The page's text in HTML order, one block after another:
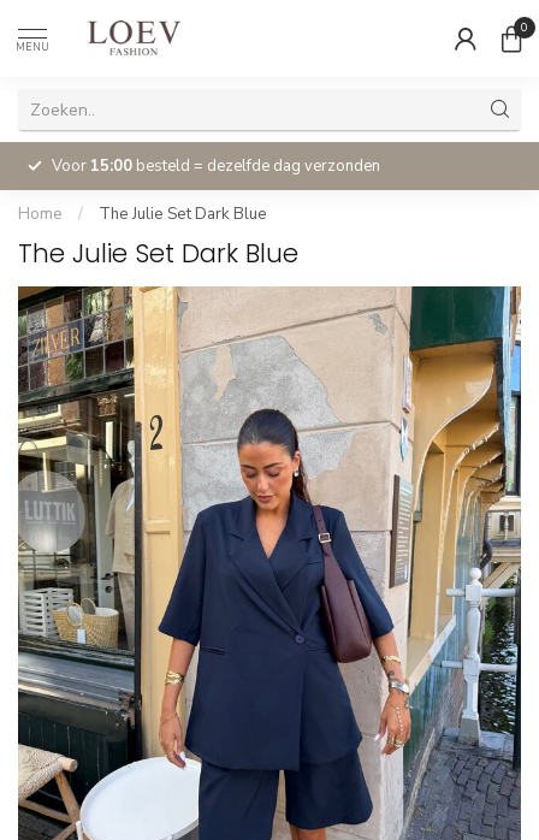
MENU
0
Voor 15:00 besteld = dezelfde dag verzonden
Home / The Julie Set Dark Blue
The Julie Set Dark Blue